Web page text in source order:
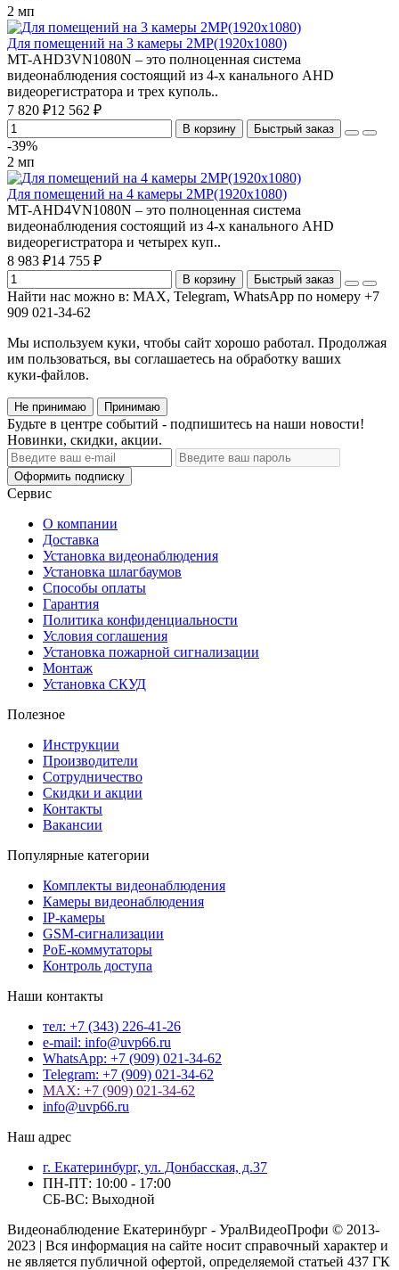
2 мп
Для помещений на 3 камеры 2MP(1920х1080)
MT-AHD3VN1080N – это полноценная система
видеонаблюдения состоящий из 4-х канального AHD
видеорегистратора и трех куполь..
7 820 ₽12 562 ₽
В корзину Быстрый заказ
-39%
2 мп
Для помещений на 4 камеры 2MP(1920х1080)
MT-AHD4VN1080N – это полноценная система
видеонаблюдения состоящий из 4-х канального AHD
видеорегистратора и четырех куп..
8 983 ₽14 755 ₽
В корзину Быстрый заказ
Найти нас можно в: MAX, Telegram, WhatsApp по номеру +7
909 021-34-62
Мы используем куки, чтобы сайт хорошо работал. Продолжая
им пользоваться, вы соглашаетесь на обработку ваших
куки‑файлов.
Не принимаю Принимаю
Будьте в центре событий - подпишитесь на наши новости!
Новинки, скидки, акции.
Оформить подписку
Сервис
О компании
Доставка
Установка видеонаблюдения
Установка шлагбаумов
Способы оплаты
Гарантия
Политика конфиденциальности
Условия соглашения
Установка пожарной сигнализации
Монтаж
Установка СКУД
Полезное
Инструкции
Производители
Сотрудничество
Скидки и акции
Контакты
Вакансии
Популярные категории
Комплекты видеонаблюдения
Камеры видеонаблюдения
IP-камеры
GSM-сигнализации
PoE-коммутаторы
Контроль доступа
Наши контакты
тел: +7 (343) 226-41-26
e-mail: info@uvp66.ru
WhatsApp: +7 (909) 021-34-62
Telegram: +7 (909) 021-34-62
MAX: +7 (909) 021-34-62
info@uvp66.ru
Наш адрес
г. Екатеринбург, ул. Донбасская, д.37
ПН-ПТ: 10:00 - 17:00
СБ-ВС: Выходной
Видеонаблюдение Екатеринбург - УралВидеоПрофи © 2013-
2023 | Вся информация на сайте носит справочный характер и
не является публичной офертой, определяемой статьей 437 ГК